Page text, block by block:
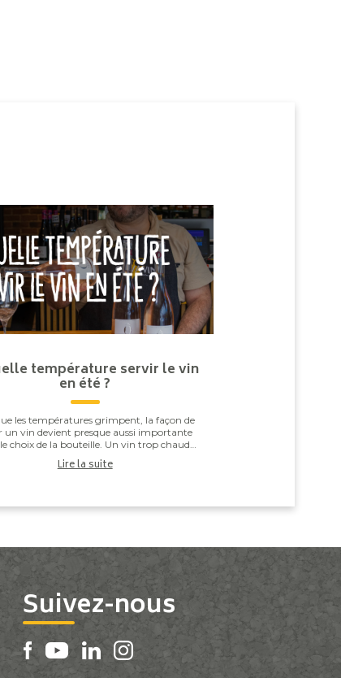
température servir le vin
en été ?
les températures grimpent, la façon de
un vin devient presque aussi importante
choix de la bouteille. Un vin trop chaud
souvent plus alcooleux, tandis qu’un vin
trop ...
Lire la suite
Suivez-nous